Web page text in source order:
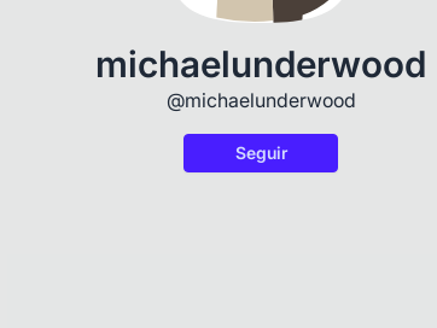
michaelunderwood
@michaelunderwood
Seguir